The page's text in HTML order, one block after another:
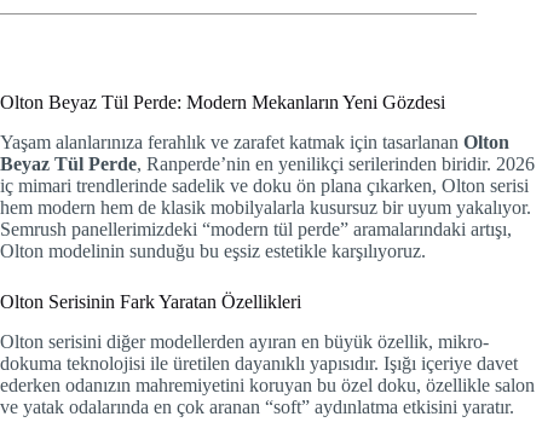
Olton Beyaz Tül Perde: Modern Mekanların Yeni Gözdesi
Yaşam alanlarınıza ferahlık ve zarafet katmak için tasarlanan Olton
Beyaz Tül Perde, Ranperde’nin en yenilikçi serilerinden biridir. 2026
iç mimari trendlerinde sadelik ve doku ön plana çıkarken, Olton serisi
hem modern hem de klasik mobilyalarla kusursuz bir uyum yakalıyor.
Semrush panellerimizdeki “modern tül perde” aramalarındaki artışı,
Olton modelinin sunduğu bu eşsiz estetikle karşılıyoruz.
Olton Serisinin Fark Yaratan Özellikleri
Olton serisini diğer modellerden ayıran en büyük özellik, mikro-
dokuma teknolojisi ile üretilen dayanıklı yapısıdır. Işığı içeriye davet
ederken odanızın mahremiyetini koruyan bu özel doku, özellikle salon
ve yatak odalarında en çok aranan “soft” aydınlatma etkisini yaratır.